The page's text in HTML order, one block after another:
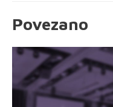
Povezano